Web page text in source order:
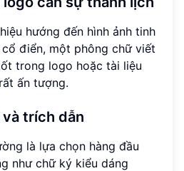
hướng đến hình ảnh tinh
điển, một phông chữ viết
trong logo hoặc tài liệu
ấn tượng.
trích dẫn
là lựa chọn hàng đầu
như chữ ký kiểu dáng